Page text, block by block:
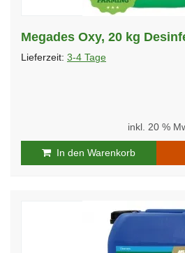
Megades Oxy, 20 kg
Lieferzeit: 3-4 Tage
inkl. 20 %
In den Warenkorb